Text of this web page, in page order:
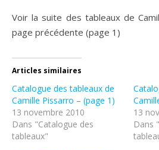
Voir la suite des tableaux de
page précédente (page 1)
Articles similaires
Catalogue des tableaux de
Camille Pissarro – (page 1)
13 novembre 2010
Dans "Catalogue des
tableaux"
13
Dans